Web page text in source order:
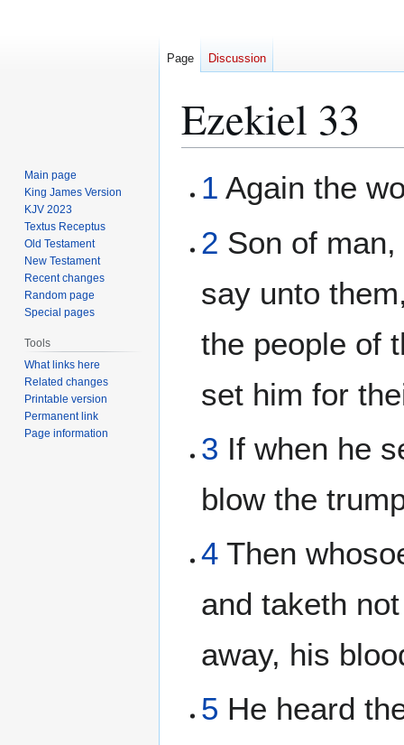
Ezekiel 33
toto
1 Again the
2 Son of
say unto
the people of
set him for
3 If when he
blow the
4 Then
and taketh
away, his
5 He heard
Page Discussion
Main page
King James Version
KJV 2023
Textus Receptus
Old Testament
New Testament
Recent changes
Random page
Special pages
Tools
What links here
Related changes
Printable version
Permanent link
Page information